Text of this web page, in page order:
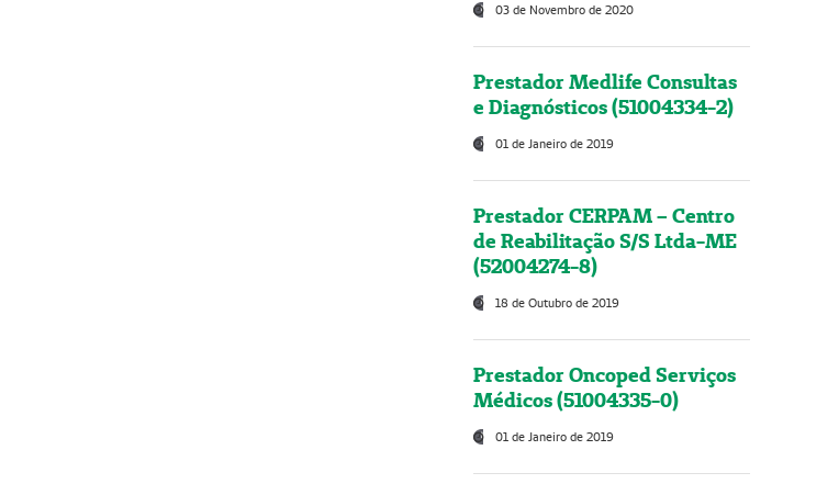
03 de Novembro de 2020
Prestador Medlife Consultas
e Diagnósticos (51004334-2)
01 de Janeiro de 2019
Prestador CERPAM – Centro
de Reabilitação S/S Ltda-ME
(52004274-8)
18 de Outubro de 2019
Prestador Oncoped Serviços
Médicos (51004335-0)
01 de Janeiro de 2019